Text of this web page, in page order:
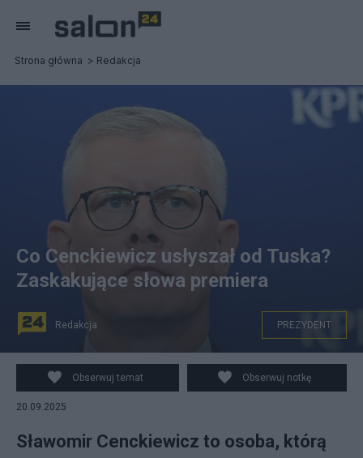
Strona główna Redakcja
Co Cenckiewicz usłyszał od Tuska?
Zaskakujące słowa premiera
Redakcja PREZYDENT
Obserwuj temat Obserwuj notkę
20.09.2025
Sławomir Cenckiewicz to osoba, którą